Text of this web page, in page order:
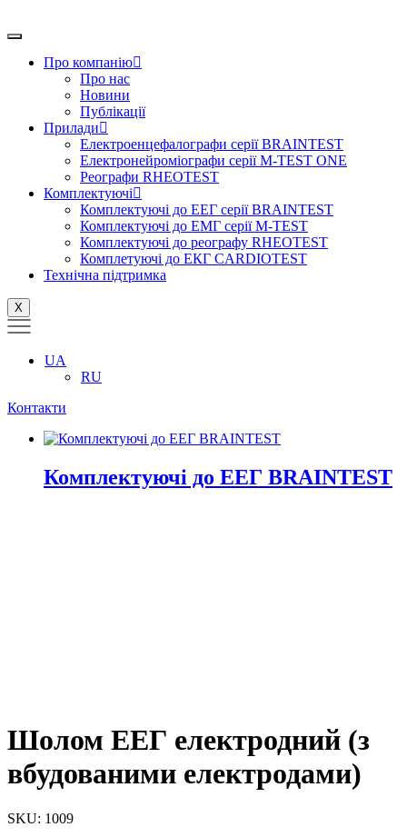
до
Про компанію
Про нас
Новини
Публікації
Прилади
Електроенцефалографи серії BRAINTEST
Електронейроміографи серії M-TEST ONE
Реографи RHEOTEST
Комплектуючі
Комплектуючі до ЕЕГ серії BRAINTEST
Комплектуючі до ЕМГ серії M-TEST
Комплектуючі до реографу RHEOTEST
Комплетуючі до ЕКГ CARDIOTEST
Технічна підтримка
X
UA
RU
Контакти
Комплектуючі до ЕЕГ BRAINTEST
Шолом ЕЕГ електродний (з
вбудованими електродами)
SKU: 1009